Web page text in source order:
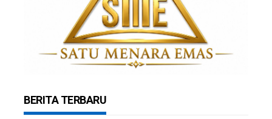
BERITA TERBARU